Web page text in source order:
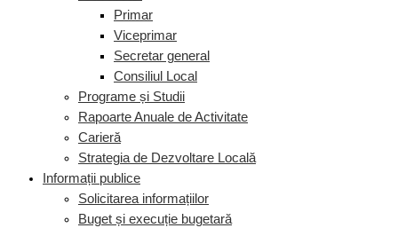
Primar
Viceprimar
Secretar general
Consiliul Local
Programe și Studii
Rapoarte Anuale de Activitate
Carieră
Strategia de Dezvoltare Locală
Informații publice
Solicitarea informațiilor
Buget și execuție bugetară